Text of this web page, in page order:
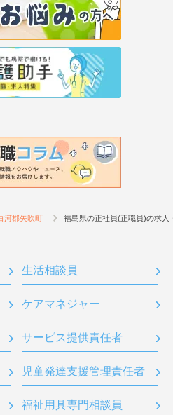
河郡矢吹町 福島県の正社員(正職員)の求人
生活相談員
ケアマネジャー
サービス提供責任者
児童発達支援管理責任者
福祉用具専門相談員